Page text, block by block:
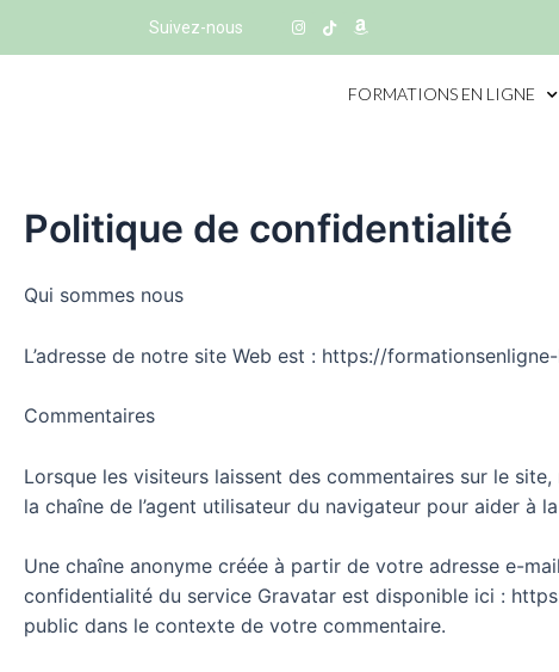
Suivez-nous
FORMATIONS EN LIGNE
Politique de confidentialité
Qui sommes nous
L’adresse de notre site Web est : https://
Commentaires
Lorsque les visiteurs laissent des commentaires sur le
la chaîne de l’agent utilisateur du navigateur pour aider à
Une chaîne anonyme créée à partir de votre adresse e-
confidentialité du service Gravatar est disponible ici :
public dans le contexte de votre commentaire.